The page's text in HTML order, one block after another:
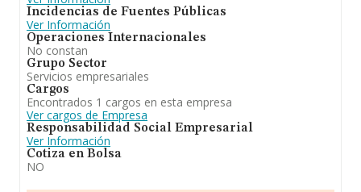
Incidencias de Fuentes Públicas
Ver Información
Operaciones Internacionales
No constan
Grupo Sector
Servicios empresariales
Cargos
Encontrados 1 cargos en esta empresa
Ver cargos de Empresa
Responsabilidad Social Empresarial
Ver Información
Cotiza en Bolsa
NO